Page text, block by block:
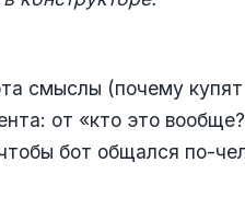
смыслы (почему
от «кто это
бот общался по-